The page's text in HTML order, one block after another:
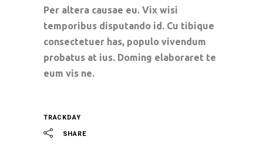
Per altera causae eu. Vix wisi
temporibus disputando id. Cu tibique
consectetuer has, populo vivendum
probatus at ius. Doming elaboraret te
eum vis ne.
TRACKDAY
SHARE